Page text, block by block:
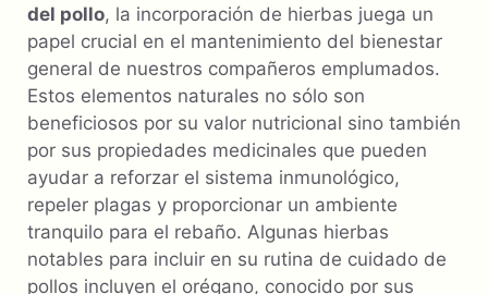
del pollo, la incorporación de hierbas juega un
papel crucial en el mantenimiento del bienestar
general de nuestros compañeros emplumados.
Estos elementos naturales no sólo son
beneficiosos por su valor nutricional sino también
por sus propiedades medicinales que pueden
ayudar a reforzar el sistema inmunológico,
repeler plagas y proporcionar un ambiente
tranquilo para el rebaño. Algunas hierbas
notables para incluir en su rutina de cuidado de
pollos incluyen el orégano, conocido por sus